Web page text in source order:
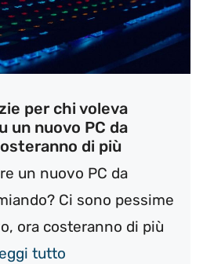
per chi voleva
un nuovo PC da
di più
un nuovo PC da
Ci sono pessime
ora costeranno di più
tutto